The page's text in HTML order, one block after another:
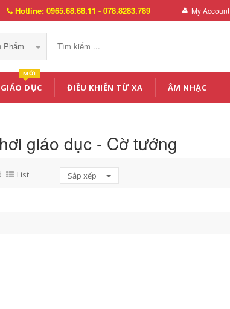
Hotline: 0965.68.68.11 - 078.8283.789 My Account
Phẩm
DỤC
MỚI
ĐIỀU KHIỂN TỪ XA ÂM NHẠC
giáo dục - Cờ tướng
List Sắp xếp